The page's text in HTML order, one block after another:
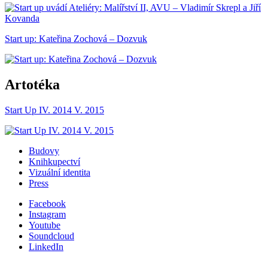
Start up: Kateřina Zochová – Dozvuk
Artotéka
Start Up IV. 2014 V. 2015
Budovy
Knihkupectví
Vizuální identita
Press
Facebook
Instagram
Youtube
Soundcloud
LinkedIn